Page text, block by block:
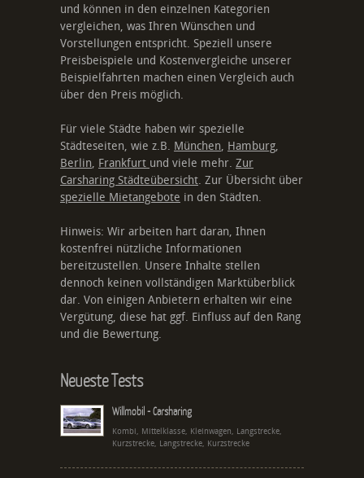
und können in den einzelnen Kategorien
vergleichen, was Ihren Wünschen und
Vorstellungen entspricht. Speziell unsere
Preisbeispiele und Kostenvergleiche unserer
Beispielfahrten machen einen Vergleich auch
über den Preis möglich.
Für viele Städte haben wir spezielle
Städteseiten, wie z.B. München, Hamburg,
Berlin, Frankfurt und viele mehr. Zur
Carsharing Städteübersicht. Zur Übersicht über
spezielle Mietangebote in den Städten.
Hinweis: Wir arbeiten hart daran, Ihnen
kostenfrei nützliche Informationen
bereitzustellen. Unsere Inhalte stellen
dennoch keinen vollständigen Marktüberblick
dar. Von einigen Anbietern erhalten wir eine
Vergütung, diese hat ggf. Einfluss auf den Rang
und die Bewertung.
Neueste Tests
Willmobil - Carsharing
Kombi, Mittelklasse, Kleinwagen, Langstrecke,
Kurzstrecke, Langstrecke, Kurzstrecke